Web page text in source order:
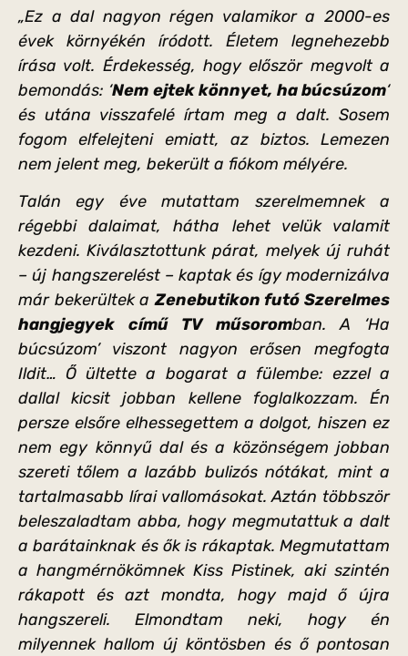
„Ez a dal nagyon régen valamikor a 2000-es
évek környékén íródott. Életem legnehezebb
írása volt. Érdekesség, hogy először megvolt a
bemondás: ‘Nem ejtek könnyet, ha búcsúzom‘
és utána visszafelé írtam meg a dalt. Sosem
fogom elfelejteni emiatt, az biztos. Lemezen
nem jelent meg, bekerült a fiókom mélyére.
Talán egy éve mutattam szerelmemnek a
régebbi dalaimat, hátha lehet velük valamit
kezdeni. Kiválasztottunk párat, melyek új ruhát
– új hangszerelést – kaptak és így modernizálva
már bekerültek aZenebutikon futó Szerelmes
hangjegyek című TV műsoromban. A ‘Ha
búcsúzom’ viszont nagyon erősen megfogta
Ildit… Ő ültette a bogarat a fülembe: ezzel a
dallal kicsit jobban kellene foglalkozzam. Én
persze elsőre elhessegettem a dolgot, hiszen ez
nem egy könnyű dal és a közönségem jobban
szereti tőlem a lazább bulizós nótákat, mint a
tartalmasabb lírai vallomásokat. Aztán többször
beleszaladtam abba, hogy megmutattuk a dalt
a barátainknak és ők is rákaptak. Megmutattam
a hangmérnökömnek Kiss Pistinek, aki szintén
rákapott és azt mondta, hogy majd ő újra
hangszereli. Elmondtam neki, hogy én
milyennek hallom új köntösben és ő pontosan